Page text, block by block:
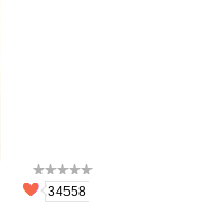
34558